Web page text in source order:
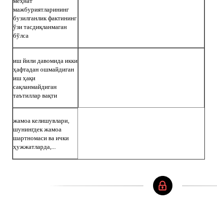
мажбуриятларининг
бузилганлик фактининг
ўзи тасдиқланмаган
бўлса
иш йили давомида икки
ҳафтадан ошмайдиган
иш ҳақи
сақланмайдиган
таътиллар вақти
жамоа келишувлари,
шунингдек жамоа
шартномаси ва ички
ҳужжатларда,...